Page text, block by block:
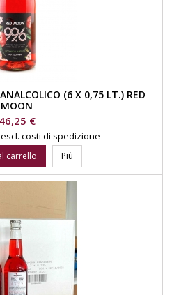
(6 X 0,75 LT.) RED
MOON
Prezzo
46,25 €
escl. costi di spedizione
carrello Più